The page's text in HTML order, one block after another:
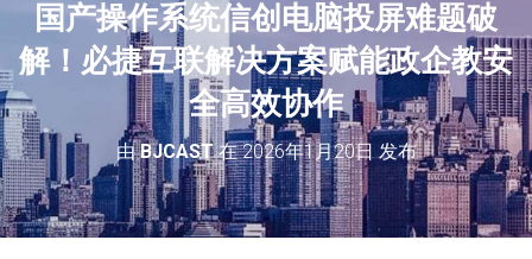
国产操作系统信创电脑投屏难题破
解！必捷互联解决方案赋能政企教安
全高效协作
由BJCAST在2026年1月20日发布